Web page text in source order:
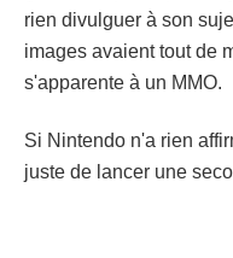
rien divulguer à son
images avaient tout de
s'apparente à un MMO.
Si Nintendo n'a rien
juste de lancer une